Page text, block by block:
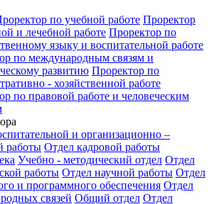
по учебной работе Проректор
и лечебной работе Проректор по
языку и воспитательной работе
по международным связям и
развитию Проректор по
- хозяйственной работе
по правовой работе и человеческим
и организационно –
работы Отдел кадровой работы
Учебно - методический отдел Отдел
работы Отдел научной работы Отдел
и программного обеспечения Отдел
связей Общий отдел Отдел